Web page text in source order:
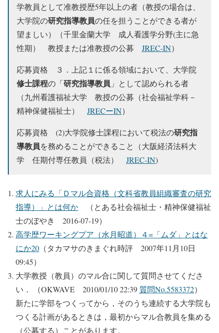
学教員として准教授歴5年以上の者（教授の場合は、
大学院の研究指導教員の任を担うことができる者が
望ましい）（千里金蘭大学 成人看護学分野(主に急
性期） 教授または准教授の公募 JREC-IN）
応募資格 ３．上記１に係る領域において、大学院
修士課程の「研究指導教員 」として認められる者
（九州看護福祉大学 教授の公募（社会福祉学科－
精神保健福祉士） JRECーIN）
応募資格 (2)大学院修士課程において税法の研究指
導教員を務めることができること（大阪経済法科大
学 任期付専任教員（税法） JREC-IN)
求人にみる「Ｄマル合資格（文科省教員組織審査の研究
指導）」とは何か （とある社会福祉士・精神保健福祉
士のぼやき 2016-07-19）
高学歴ワーキングプア（水月昭道）４=「ムダ」とはな
にか20 （タカマサのきまぐれ時評 2007年11月10日
09:45）
大学教授（教員）のマル合に関して質問させてくださ
い． （OKWAVE 2010/01/10 22:39 質問No.5583372）
新たに学部をつくってから，そのうち連続する大学院も
つくる計画があるときは，最初からマル合教員を集める
（公募する）ことがあります。